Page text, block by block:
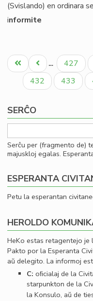
(Svislando) en ordinara
informite
Pagination
Unua
paĝo
Antaŭa
paĝo
… Paĝo
427
Paĝo
432 Paĝo
433
SERĈO
Serĉu per (fragmento de)
majuskloj egalas.
ESPERANTA
Petu la esperantan
HEROLDO
HeKo estas retagentejo je
Pakto por la Esperanta
aŭ delegito. La informoj
C: oﬁcialaj de la
starpunkton de la
la Konsulo, aŭ de